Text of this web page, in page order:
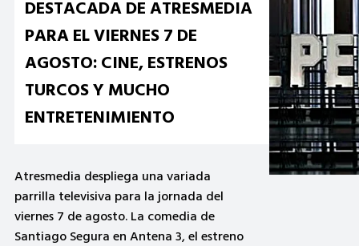
MÁS DIFÍCIL DE SU VIDA EN EL
NUEVO CAPÍTULO DE ‘ELLA,
MALDITA ALMA’
Telecinco emite este jueves una
testimonio de Ana, el sacerdote se
enfrenta al rechazo social y a la
inminente demolición de La Caleta. El